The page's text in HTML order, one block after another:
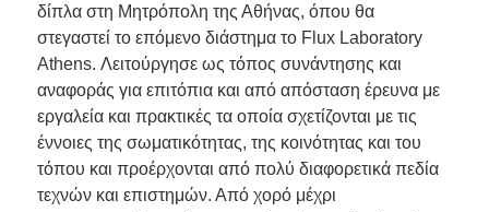
δίπλα στη Μητρόπολη της Αθήνας, όπου θα
στεγαστεί το επόμενο διάστημα το Flux Laboratory
Athens. Λειτούργησε ως τόπος συνάντησης και
αναφοράς για επιτόπια και από απόσταση έρευνα με
εργαλεία και πρακτικές τα οποία σχετίζονται με τις
έννοιες της σωματικότητας, της κοινότητας και του
τόπου και προέρχονται από πολύ διαφορετικά πεδία
τεχνών και επιστημών. Από χορό μέχρι